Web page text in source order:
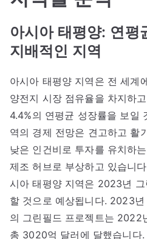
아시아 태평양: 연평
지배적인 지역
아시아 태평양 지역은 전 세계
양전지 시장 점유율을 차지하
4.4%의 연평균 성장률을 보일
역의 경제 전망은 견고하고 활
낮은 인건비로 투자를 유치하
제조 허브로 부상하고 있습니
시아 태평양 지역은 2023년
할 것으로 예상됩니다. 2023
의 그린필드 프로젝트는 2022
총 3020억 달러에 달했습니다